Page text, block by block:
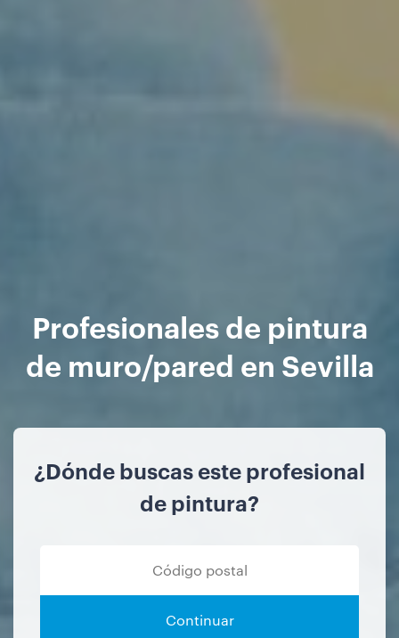
Profesionales de pintura
de muro/pared en Sevilla
¿Dónde buscas este profesional
de pintura?
Continuar